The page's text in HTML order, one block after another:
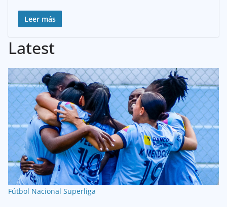
Leer más
Latest
Fútbol Nacional Superliga